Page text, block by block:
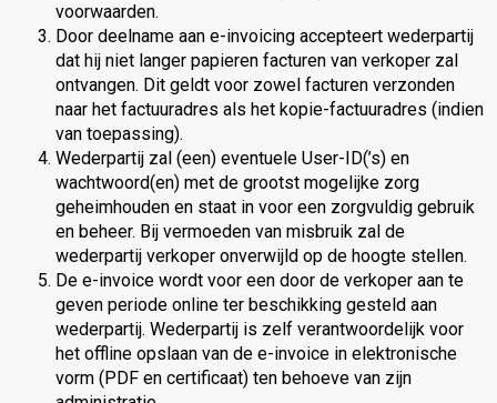
voorwaarden.
Door deelname aan e-invoicing accepteert wederpartij
dat hij niet langer papieren facturen van verkoper zal
ontvangen. Dit geldt voor zowel facturen verzonden
naar het factuuradres als het kopie-factuuradres (indien
van toepassing).
Wederpartij zal (een) eventuele User-ID(’s) en
wachtwoord(en) met de grootst mogelijke zorg
geheimhouden en staat in voor een zorgvuldig gebruik
en beheer. Bij vermoeden van misbruik zal de
wederpartij verkoper onverwijld op de hoogte stellen.
De e-invoice wordt voor een door de verkoper aan te
geven periode online ter beschikking gesteld aan
wederpartij. Wederpartij is zelf verantwoordelijk voor
het offline opslaan van de e-invoice in elektronische
vorm (PDF en certificaat) ten behoeve van zijn